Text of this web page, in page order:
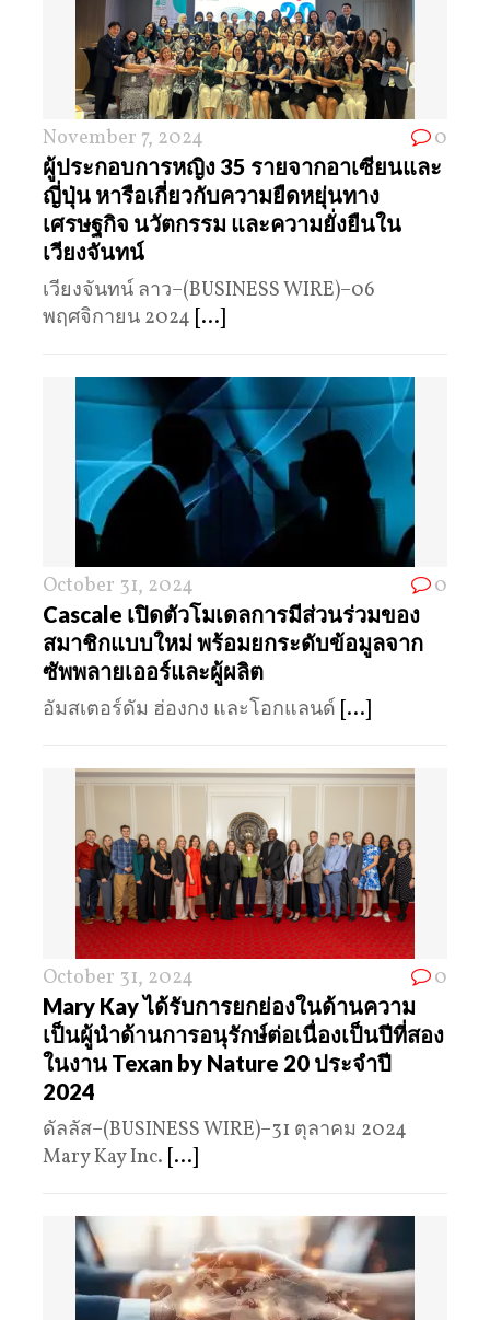
November 7, 2024 0
ผู้ประกอบการหญิง 35 รายจากอาเซียนและ
ญี่ปุ่น หารือเกี่ยวกับความยืดหยุ่นทาง
เศรษฐกิจ นวัตกรรม และความยั่งยืนใน
เวียงจันทน์
เวียงจันทน์ ลาว–(BUSINESS WIRE)–06
พฤศจิกายน 2024 [...]
October 31, 2024 0
Cascale เปิดตัวโมเดลการมีส่วนร่วมของ
สมาชิกแบบใหม่ พร้อมยกระดับข้อมูลจาก
ซัพพลายเออร์และผู้ผลิต
อัมสเตอร์ดัม ฮ่องกง และโอกแลนด์ [...]
October 31, 2024 0
Mary Kay ได้รับการยกย่องในด้านความ
เป็นผู้นำด้านการอนุรักษ์ต่อเนื่องเป็นปีที่สอง
ในงาน Texan by Nature 20 ประจำปี
2024
ดัลลัส–(BUSINESS WIRE)–31 ตุลาคม 2024
Mary Kay Inc. [...]